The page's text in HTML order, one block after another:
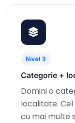
Nivel 3
Categorie +
Domini o
localitate.
cu mai multe